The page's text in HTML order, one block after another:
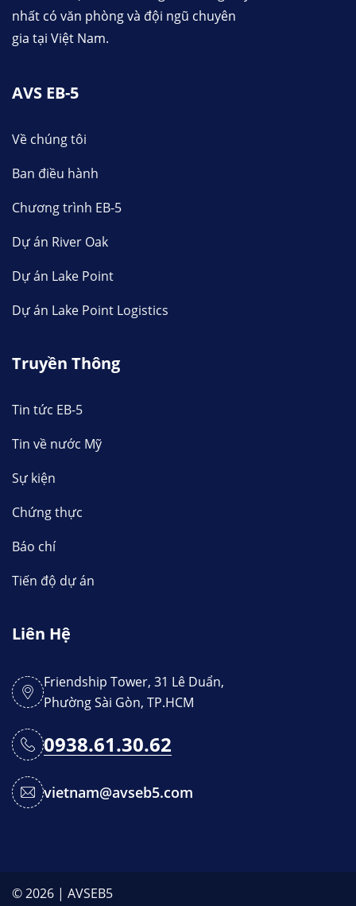
nhất có văn phòng và đội ngũ chuyên
gia tại Việt Nam.
AVS EB-5
Về chúng tôi
Ban điều hành
Chương trình EB-5
Dự án River Oak
Dự án Lake Point
Dự án Lake Point Logistics
Truyền Thông
Tin tức EB-5
Tin về nước Mỹ
Sự kiện
Chứng thực
Báo chí
Tiến độ dự án
Liên Hệ
Friendship Tower, 31 Lê Duẩn,
Phường Sài Gòn, TP.HCM
0938.61.30.62
vietnam@avseb5.com
© 2026 | AVSEB5